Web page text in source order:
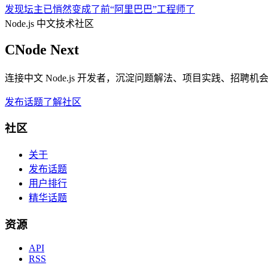
发现坛主已悄然变成了前“阿里巴巴”工程师了
Node.js 中文技术社区
CNode Next
连接中文 Node.js 开发者，沉淀问题解法、项目实践、招聘机会
发布话题了解社区
社区
关于
发布话题
用户排行
精华话题
资源
API
RSS